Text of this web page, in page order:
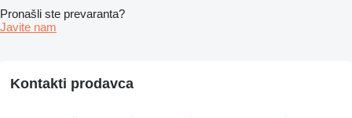
Pronašli ste prevaranta?
Javite nam
Kontakti prodavca